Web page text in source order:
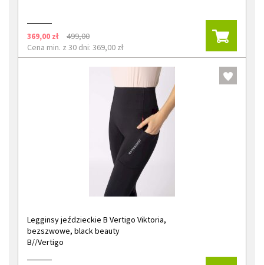
369,00 zł
499,00
Cena min. z 30 dni: 369,00 zł
Legginsy jeździeckie B Vertigo Viktoria,
bezszwowe, black beauty
B//Vertigo